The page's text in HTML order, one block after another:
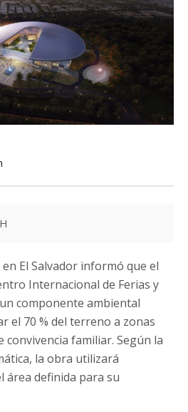
en El Salvador informó que el
Internacional de Ferias y
componente ambiental
el 70 % del terreno a zonas
convivencia familiar. Según la
la obra utilizará
área definida para su